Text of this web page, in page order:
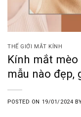
THẾ GIỚI MẮT KÍNH
Kính mắt
mẫu nào đẹp,
POSTED ON 19/01/2024